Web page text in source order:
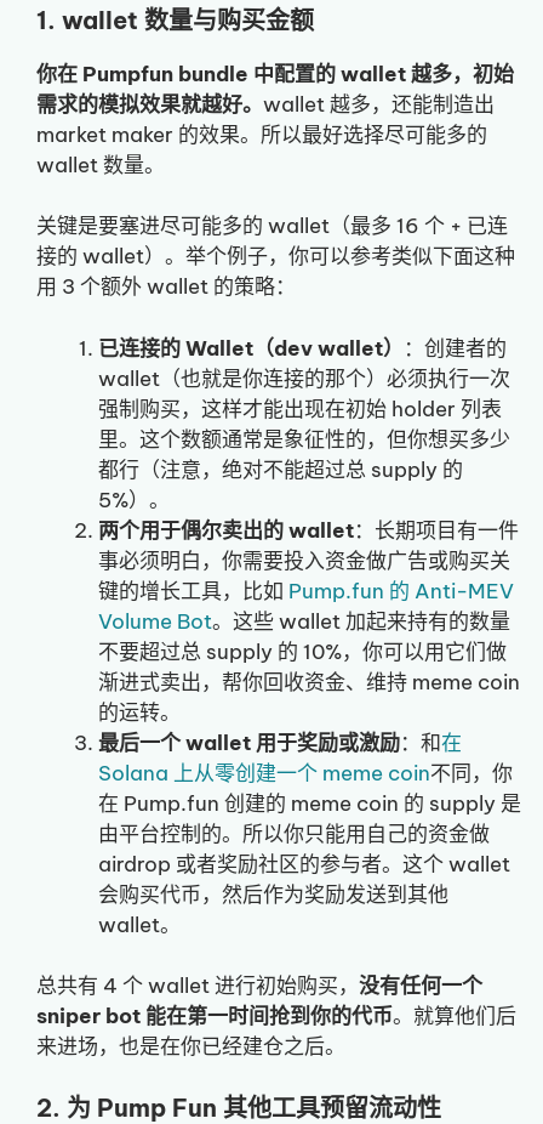
1. wallet 数量与购买金额
你在 Pumpfun bundle 中配置的 wallet 越多，初始
需求的模拟效果就越好。 wallet 越多，还能制造出
market maker 的效果。所以最好选择尽可能多的
wallet 数量。
关键是要塞进尽可能多的 wallet（最多 16 个 + 已连
接的 wallet）。举个例子，你可以参考类似下面这种
用 3 个额外 wallet 的策略：
已连接的 Wallet（dev wallet）
：创建者的
wallet（也就是你连接的那个）必须执行一次
强制购买，这样才能出现在初始 holder 列表
里。这个数额通常是象征性的，但你想买多少
都行（注意，绝对不能超过总 supply 的
5%）。
两个用于偶尔卖出的 wallet：长期项目有一件
事必须明白，你需要投入资金做广告或购买关
键的增长工具，比如 Pump.fun 的 Anti-MEV
Volume Bot。这些 wallet 加起来持有的数量
不要超过总 supply 的 10%，你可以用它们做
渐进式卖出，帮你回收资金、维持 meme coin
的运转。
最后一个 wallet 用于奖励或激励：和在
Solana 上从零创建一个 meme coin不同，你
在 Pump.fun 创建的 meme coin 的 supply 是
由平台控制的。所以你只能用自己的资金做
airdrop 或者奖励社区的参与者。这个 wallet
会购买代币，然后作为奖励发送到其他
wallet。
总共有 4 个 wallet 进行初始购买， 没有任何一个
sniper bot 能在第一时间抢到你的代币。就算他们后
来进场，也是在你已经建仓之后。
2. 为 Pump Fun 其他工具预留流动性